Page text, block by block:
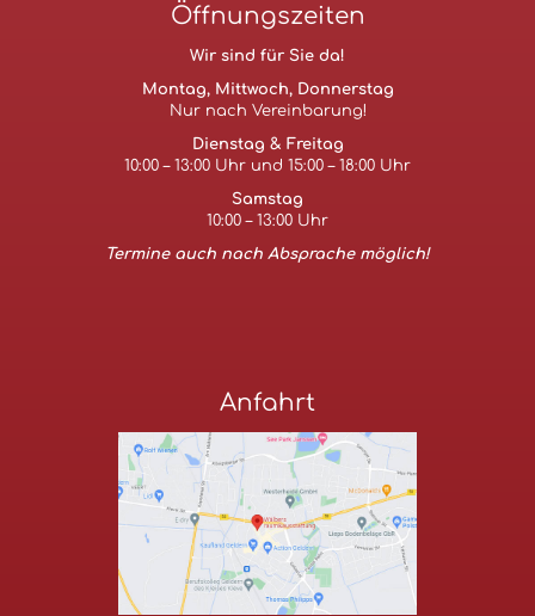
Öffnungszeiten
Wir sind für Sie da!
Montag, Mittwoch, Donnerstag
Nur nach Vereinbarung!
Dienstag & Freitag
10:00 – 13:00 Uhr und 15:00 – 18:00 Uhr
Samstag
10:00 – 13:00 Uhr
Termine auch nach Absprache möglich!
Anfahrt